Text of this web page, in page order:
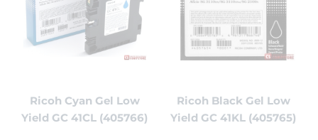
Ricoh Cyan Gel Low
Yield GC 41CL (405766)
Ricoh Black Gel Low
Yield GC 41KL (405765)